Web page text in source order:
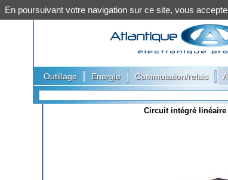
Outillage Energie Commutation/relais
Circuit intégré linéaire
En poursuivant votre navigation sur ce site, vous